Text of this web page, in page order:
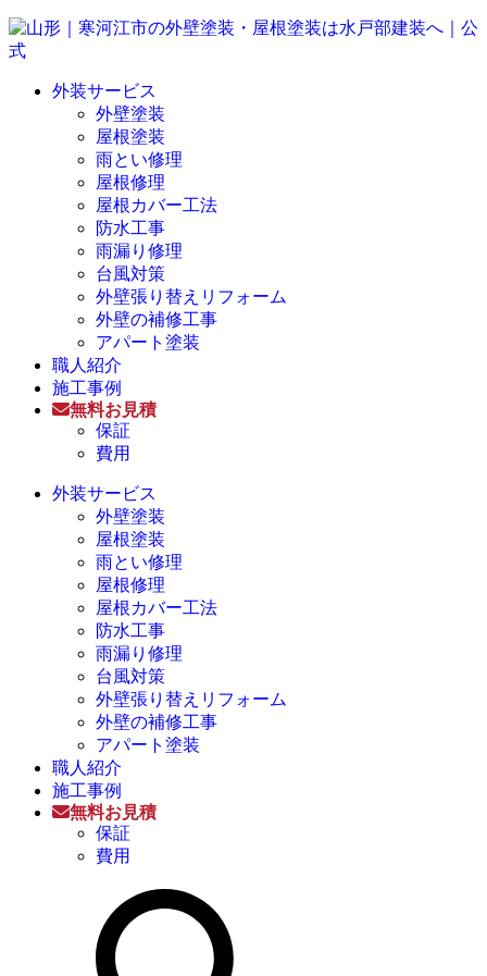
外装サービス
外壁塗装
屋根塗装
雨とい修理
屋根修理
屋根カバー工法
防水工事
雨漏り修理
台風対策
外壁張り替えリフォーム
外壁の補修工事
アパート塗装
職人紹介
施工事例
無料お見積
保証
費用
外装サービス
外壁塗装
屋根塗装
雨とい修理
屋根修理
屋根カバー工法
防水工事
雨漏り修理
台風対策
外壁張り替えリフォーム
外壁の補修工事
アパート塗装
職人紹介
施工事例
無料お見積
保証
費用